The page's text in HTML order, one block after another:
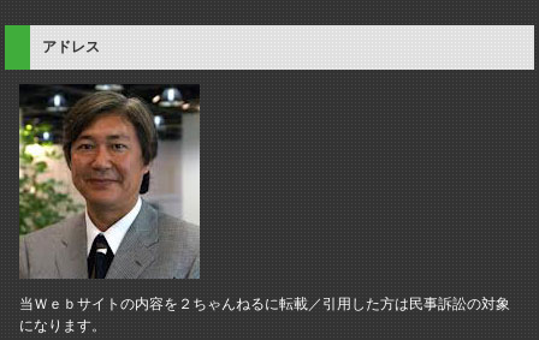
アドレス
当Ｗｅｂサイトの内容を２ちゃんねるに転載／引用した方は民事訴訟の対象
になります。